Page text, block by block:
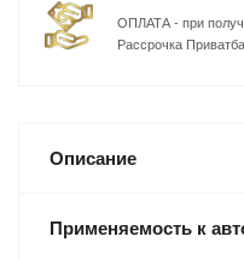
ОПЛАТА - при
Рассрочка
Описание
Применяемость к